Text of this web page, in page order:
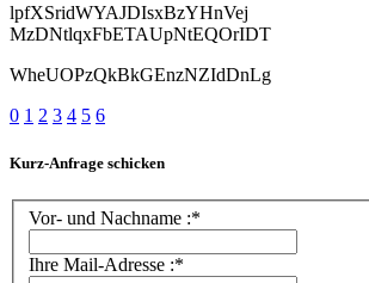
lpfXSridWYAJDIsxBzYHnVej
MzDNtlqxFbETAUpNtEQOrIDT
WheUOPzQkBkGEnzNZIdDnLg
0 1 2 3 4 5 6
Kurz-Anfrage schicken
Vor- und Nachname :*
Ihre Mail-Adresse :*